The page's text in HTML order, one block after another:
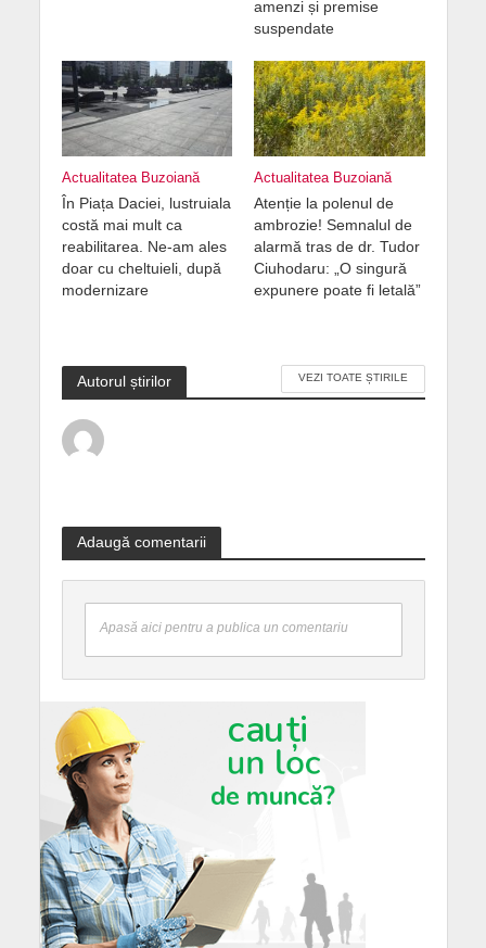
amenzi și premise
suspendate
Actualitatea Buzoiană
În Piața Daciei, lustruiala
costă mai mult ca
reabilitarea. Ne-am ales
doar cu cheltuieli, după
modernizare
Actualitatea Buzoiană
Atenție la polenul de
ambrozie! Semnalul de
alarmă tras de dr. Tudor
Ciuhodaru: „O singură
expunere poate fi letală”
Autorul știrilor VEZI TOATE ȘTIRILE
Adaugă comentarii
Apasă aici pentru a publica un comentariu